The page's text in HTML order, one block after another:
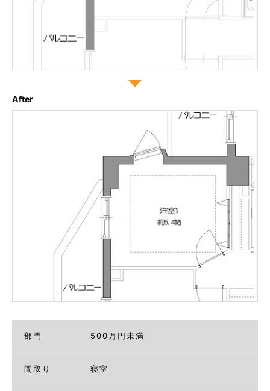
After
部門 500万円未満
間取り 寝室